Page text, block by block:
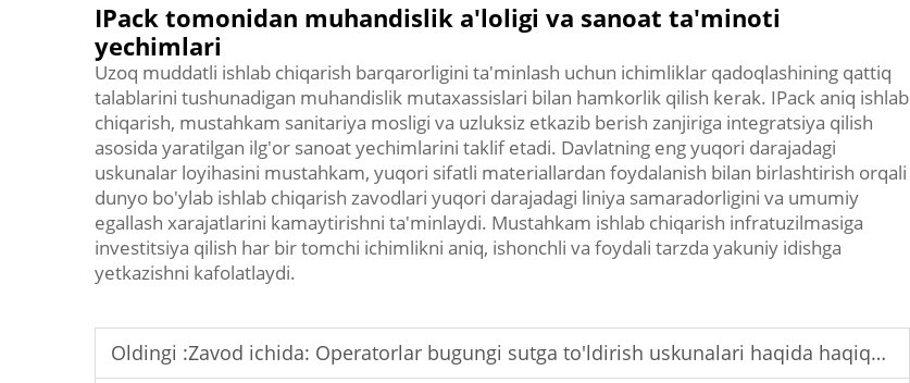
IPack tomonidan muhandislik a'loligi va sanoat ta'minoti
yechimlari
Uzoq muddatli ishlab chiqarish barqarorligini ta'minlash uchun ichimliklar qadoqlashining qattiq
talablarini tushunadigan muhandislik mutaxassislari bilan hamkorlik qilish kerak. IPack aniq ishlab
chiqarish, mustahkam sanitariya mosligi va uzluksiz etkazib berish zanjiriga integratsiya qilish
asosida yaratilgan ilg'or sanoat yechimlarini taklif etadi. Davlatning eng yuqori darajadagi
uskunalar loyihasini mustahkam, yuqori sifatli materiallardan foydalanish bilan birlashtirish orqali
dunyo bo'ylab ishlab chiqarish zavodlari yuqori darajadagi liniya samaradorligini va umumiy
egallash xarajatlarini kamaytirishni ta'minlaydi. Mustahkam ishlab chiqarish infratuzilmasiga
investitsiya qilish har bir tomchi ichimlikni aniq, ishonchli va foydali tarzda yakuniy idishga
yetkazishni kafolatlaydi.
Oldingi :Zavod ichida: Operatorlar bugungi sutga to'ldirish uskunalari haqida haqiqatan ham nima o'ylaydi